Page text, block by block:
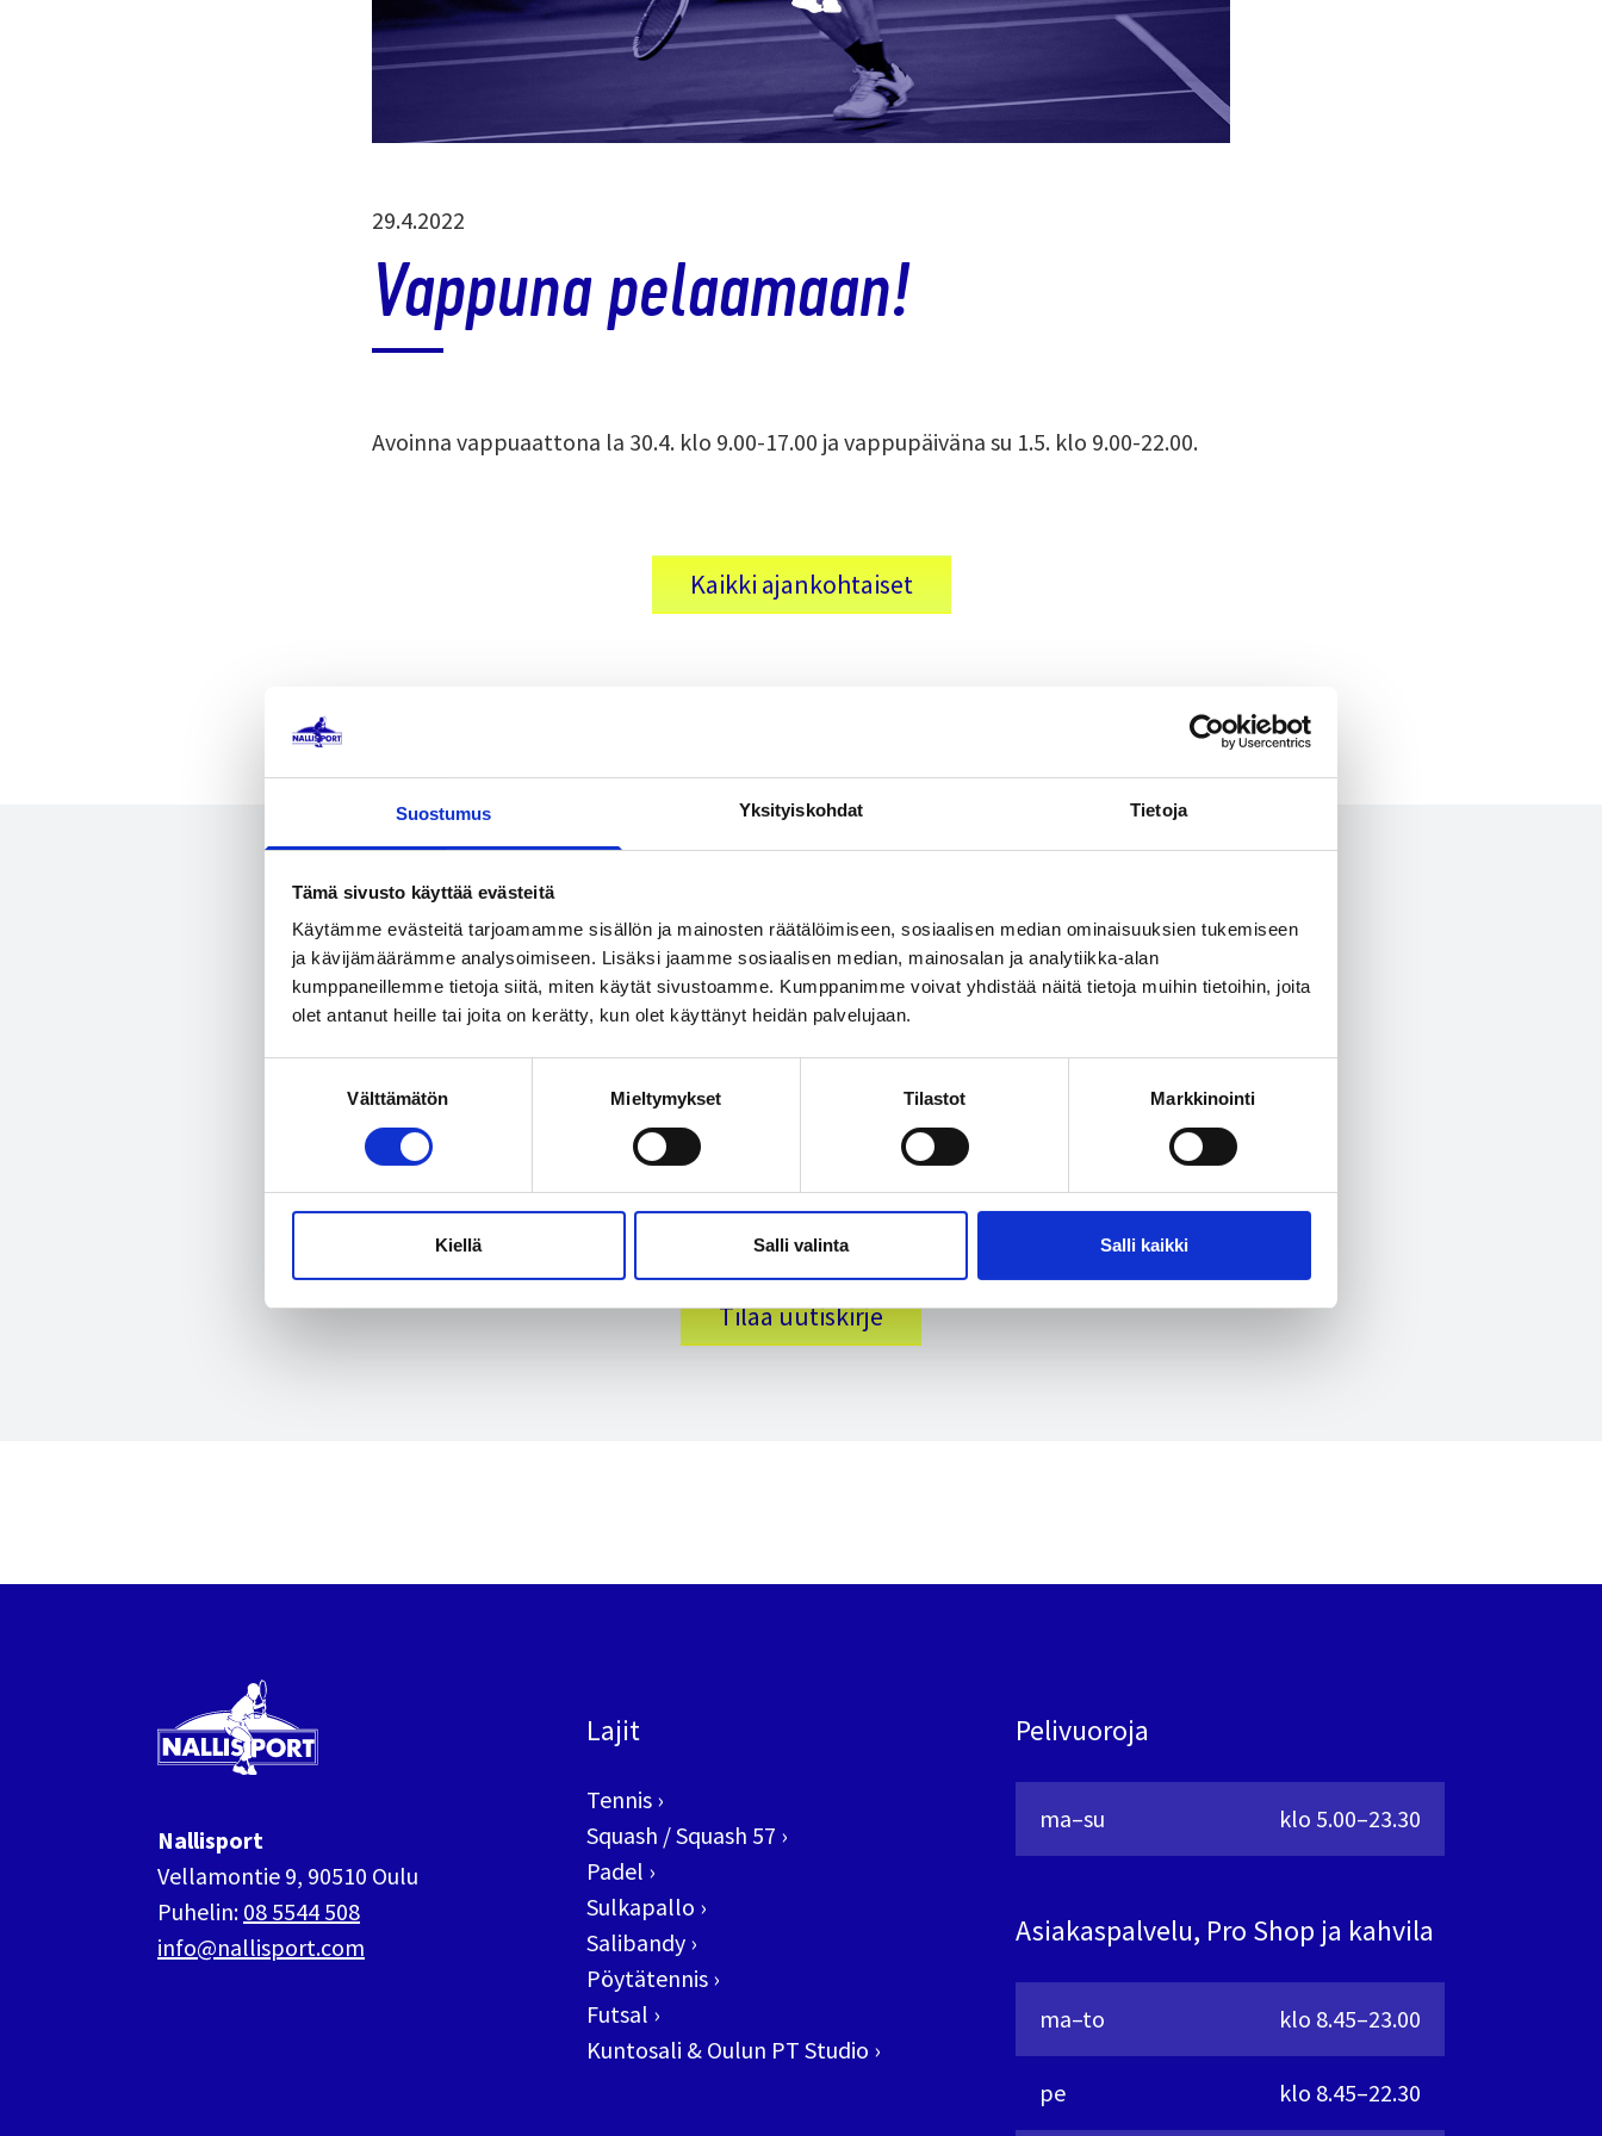
Suostumus Yksityiskohdat Tietoja
Tämä sivusto käyttää evästeitä
Käytämme evästeitä tarjoamamme sisällön ja mainosten räätälöimiseen, sosiaalisen median ominaisuuksien tukemiseen
ja kävijämäärämme analysoimiseen. Lisäksi jaamme sosiaalisen median, mainosalan ja analytiikka-alan
kumppaneillemme tietoja siitä, miten käytät sivustoamme. Kumppanimme voivat yhdistää näitä tietoja muihin tietoihin, joita
olet antanut heille tai joita on kerätty, kun olet käyttänyt heidän palvelujaan.
Välttämätön Mieltymykset Tilastot Markkinointi
Kiellä Salli valinta Salli kaikki
Julkaistu
29.4.2022
Vappuna pelaamaan!
Avoinna vappuaattona la 30.4. klo 9.00-17.00 ja vappupäiväna su 1.5. klo 9.00-22.00.
Kaikki ajankohtaiset
Uutiskirje
tarjouksistamme ja muista ajankohtaisista asioista.
Tilaa uutiskirje
Nallisport
Vellamontie 9, 90510 Oulu
Puhelin: 08 5544 508
info@nallisport.com
Lajit
Tennis ›
Squash / Squash 57 ›
Padel ›
Sulkapallo ›
Salibandy ›
Pöytätennis ›
Futsal ›
Kuntosali & Oulun PT Studio ›
Pelivuoroja
ma–su klo 5.00–23.30
Asiakaspalvelu, Pro Shop ja kahvila
ma–to klo 8.45–23.00
pe klo 8.45–22.30